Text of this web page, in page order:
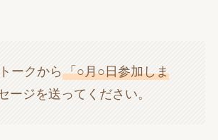
ークから「○月○日参加しま
ージを送ってください。